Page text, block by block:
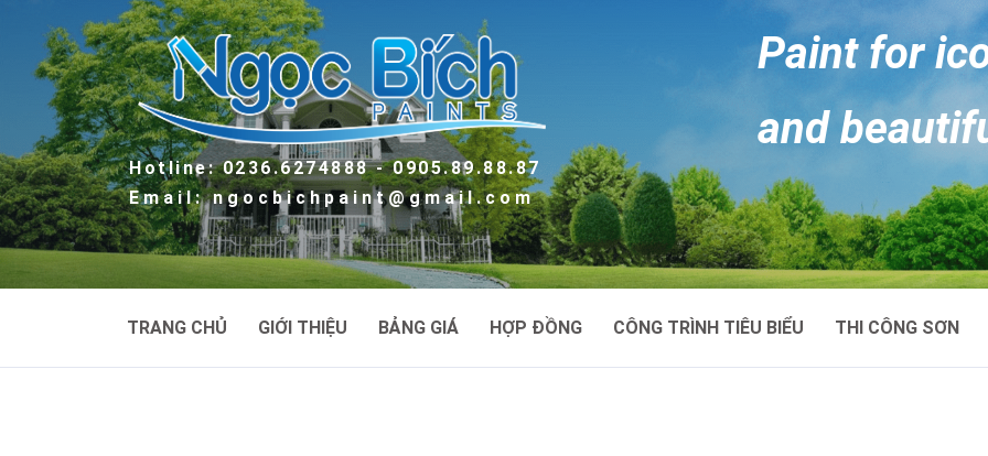
Hotline: 0236.6274888 - 0905.89.88.87
Email: ngocbichpaint@gmail.com
Paint for
and
TRANG CHỦ GIỚI THIỆU BẢNG GIÁ HỢP ĐỒNG CÔNG TRÌNH TIÊU BIỂU THI CÔNG SƠN